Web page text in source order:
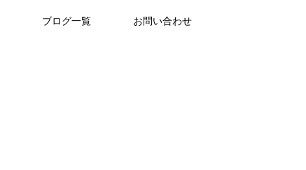
ブログ一覧 お問い合わせ